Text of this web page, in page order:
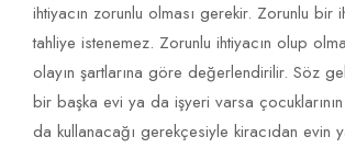
ihtiyacın zorunlu olması gerekir. Zorunlu bir
tahliye istenemez. Zorunlu ihtiyacın olup
olayın şartlarına göre değerlendirilir. Söz
bir başka evi ya da işyeri varsa
da kullanacağı gerekçesiyle kiracıdan evin